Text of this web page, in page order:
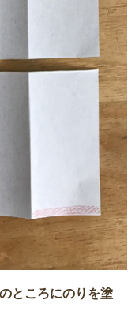
ところにのりを塗